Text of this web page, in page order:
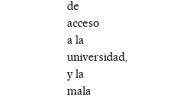
de
acceso
a la
universidad,
y la
mala